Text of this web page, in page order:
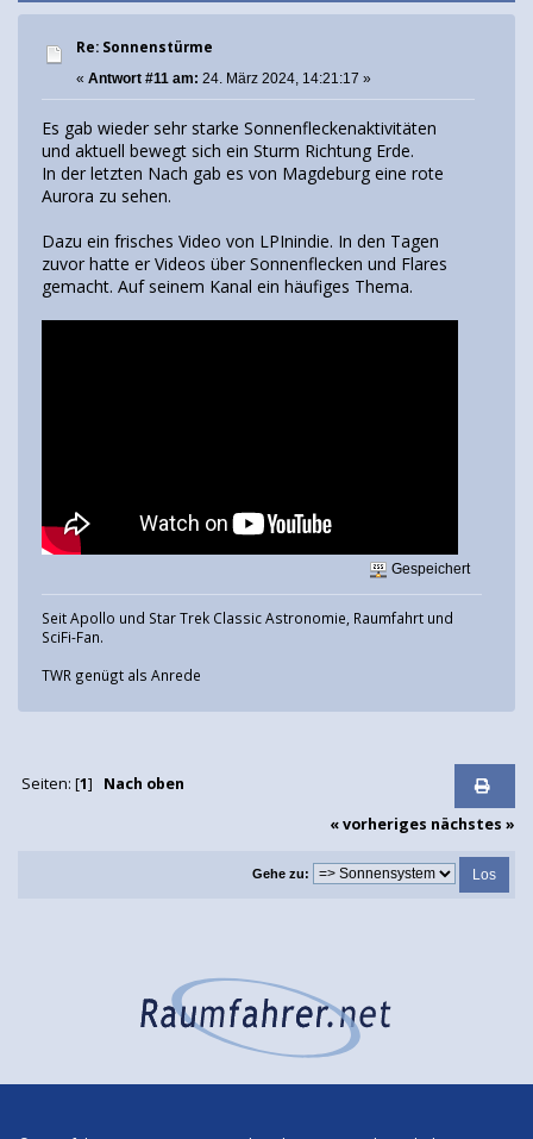
Re: Sonnenstürme
« Antwort #11 am: 24. März 2024, 14:21:17 »
Es gab wieder sehr starke Sonnenfleckenaktivitäten
und aktuell bewegt sich ein Sturm Richtung Erde.
In der letzten Nach gab es von Magdeburg eine rote
Aurora zu sehen.
Dazu ein frisches Video von LPInindie. In den Tagen
zuvor hatte er Videos über Sonnenflecken und Flares
gemacht. Auf seinem Kanal ein häufiges Thema.
Gespeichert
Seit Apollo und Star Trek Classic Astronomie, Raumfahrt und
SciFi-Fan.
TWR genügt als Anrede
Seiten: [1] Nach oben
« vorheriges nächstes »
Gehe zu: